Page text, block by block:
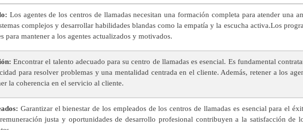
Los agentes de los centros de llamadas necesitan una formación completa para atender una
complejos y desarrollar habilidades blandas como la empatía y la escucha activa.Los
para mantener a los agentes actualizados y motivados.
Encontrar el talento adecuado para su centro de llamadas es esencial. Es fundamental
para resolver problemas y una mentalidad centrada en el cliente. Además, retener a los
la coherencia en el servicio al cliente.
Garantizar el bienestar de los empleados de los centros de llamadas es esencial para el
justa y oportunidades de desarrollo profesional contribuyen a la satisfacción de